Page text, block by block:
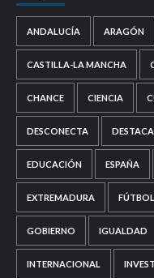
ANDALUCÍA ARAGÓN
CASTILLA-LA MANCHA
CHANCE CIENCIA
DESCONECTA
EDUCACIÓN ESPAÑA
EXTREMADURA FÚTBOL
GOBIERNO IGUALDAD
INTERNACIONAL